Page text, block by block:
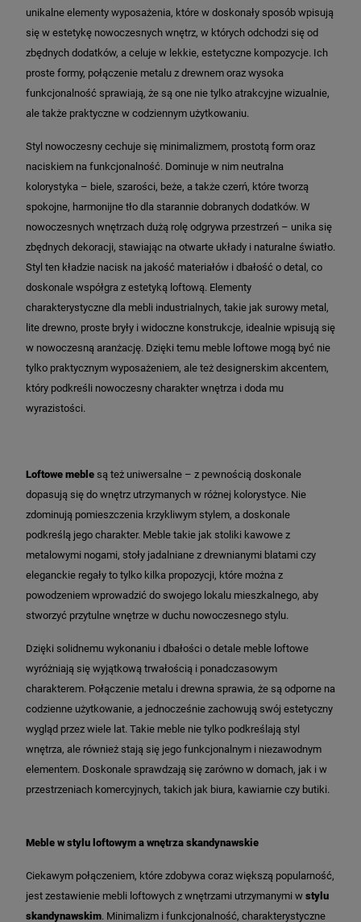
unikalne elementy wyposażenia, które w doskonały sposób wpisują
się w estetykę nowoczesnych wnętrz, w których odchodzi się od
zbędnych dodatków, a celuje w lekkie, estetyczne kompozycje. Ich
proste formy, połączenie metalu z drewnem oraz wysoka
funkcjonalność sprawiają, że są one nie tylko atrakcyjne wizualnie,
ale także praktyczne w codziennym użytkowaniu.
Styl nowoczesny cechuje się minimalizmem, prostotą form oraz
naciskiem na funkcjonalność. Dominuje w nim neutralna
kolorystyka – biele, szarości, beże, a także czerń, które tworzą
spokojne, harmonijne tło dla starannie dobranych dodatków. W
nowoczesnych wnętrzach dużą rolę odgrywa przestrzeń – unika się
zbędnych dekoracji, stawiając na otwarte układy i naturalne światło.
Styl ten kładzie nacisk na jakość materiałów i dbałość o detal, co
doskonale współgra z estetyką loftową. Elementy
charakterystyczne dla mebli industrialnych, takie jak surowy metal,
lite drewno, proste bryły i widoczne konstrukcje, idealnie wpisują się
w nowoczesną aranżację. Dzięki temu meble loftowe mogą być nie
tylko praktycznym wyposażeniem, ale też designerskim akcentem,
który podkreśli nowoczesny charakter wnętrza i doda mu
wyrazistości.
Loftowe meble są też uniwersalne – z pewnością doskonale
dopasują się do wnętrz utrzymanych w różnej kolorystyce. Nie
zdominują pomieszczenia krzykliwym stylem, a doskonale
podkreślą jego charakter. Meble takie jak stoliki kawowe z
metalowymi nogami, stoły jadalniane z drewnianymi blatami czy
eleganckie regały to tylko kilka propozycji, które można z
powodzeniem wprowadzić do swojego lokalu mieszkalnego, aby
stworzyć przytulne wnętrze w duchu nowoczesnego stylu.
Dzięki solidnemu wykonaniu i dbałości o detale meble loftowe
wyróżniają się wyjątkową trwałością i ponadczasowym
charakterem. Połączenie metalu i drewna sprawia, że są odporne na
codzienne użytkowanie, a jednocześnie zachowują swój estetyczny
wygląd przez wiele lat. Takie meble nie tylko podkreślają styl
wnętrza, ale również stają się jego funkcjonalnym i niezawodnym
elementem. Doskonale sprawdzają się zarówno w domach, jak i w
przestrzeniach komercyjnych, takich jak biura, kawiarnie czy butiki.
Meble w stylu loftowym a wnętrza skandynawskie
Ciekawym połączeniem, które zdobywa coraz większą popularność,
jest zestawienie mebli loftowych z wnętrzami utrzymanymi w stylu
skandynawskim. Minimalizm i funkcjonalność, charakterystyczne